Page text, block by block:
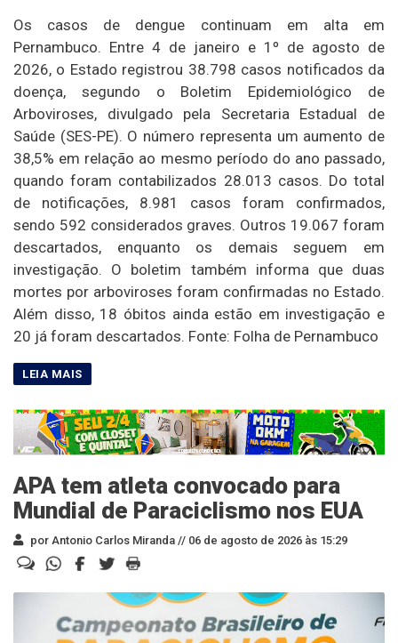
Os casos de dengue continuam em alta em
Pernambuco. Entre 4 de janeiro e 1º de agosto de
2026, o Estado registrou 38.798 casos notificados da
doença, segundo o Boletim Epidemiológico de
Arboviroses, divulgado pela Secretaria Estadual de
Saúde (SES-PE). O número representa um aumento de
38,5% em relação ao mesmo período do ano passado,
quando foram contabilizados 28.013 casos. Do total
de notificações, 8.981 casos foram confirmados,
sendo 592 considerados graves. Outros 19.067 foram
descartados, enquanto os demais seguem em
investigação. O boletim também informa que duas
mortes por arboviroses foram confirmadas no Estado.
Além disso, 18 óbitos ainda estão em investigação e
20 já foram descartados. Fonte: Folha de Pernambuco
APA tem atleta convocado para
Mundial de Paraciclismo nos EUA
por Antonio Carlos Miranda // 06 de agosto de 2026 às 15:29